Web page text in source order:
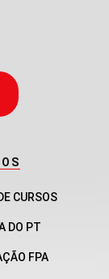
CURSOS
DO PT
FPA